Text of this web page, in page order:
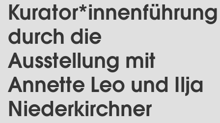
Kurator*innenführung
durch die
Ausstellung mit
Annette Leo und Ilja
Niederkirchner